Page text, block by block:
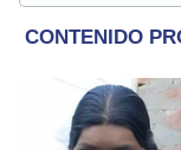
y televisión.